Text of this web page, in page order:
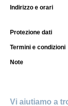
Indirizzo e orari
Protezione dati
Termini e condizioni
Note
Vi aiutiamo a